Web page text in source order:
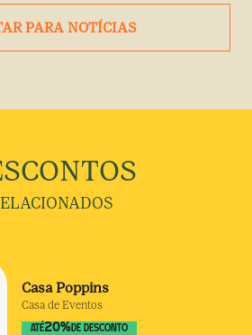
PARA NOTÍCIAS
Casa Poppins
Casa de Eventos
ATÉ20% DE DESCONTO